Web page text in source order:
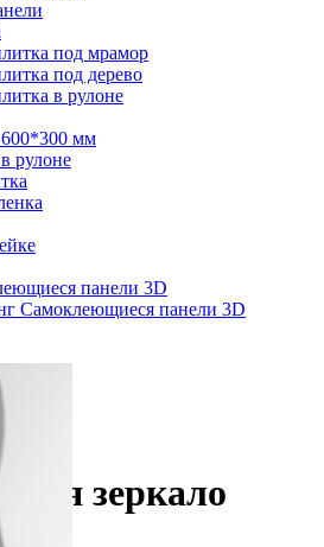
под мрамор
под дерево
в рулоне
мм
рулоне
панели 3D
Самоклеющиеся панели 3D
зеркало